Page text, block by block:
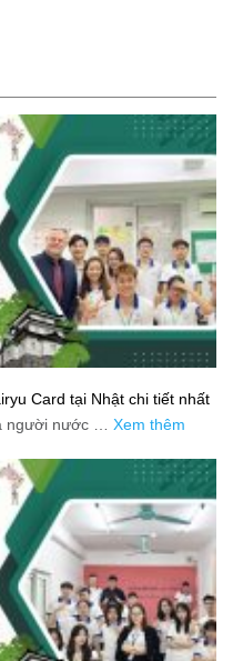
Card tại Nhật chi tiết nhất
người nước … Xem thêm